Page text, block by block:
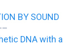
BY SOUND
DNA with a